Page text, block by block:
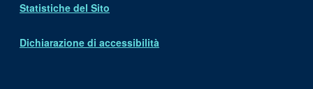
Statistiche del Sito
Dichiarazione di accessibilità